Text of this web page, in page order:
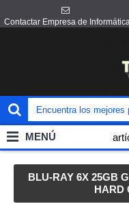
Contactar Empresa de
MENÚ
BLU-RAY 6X 25GB
HARD